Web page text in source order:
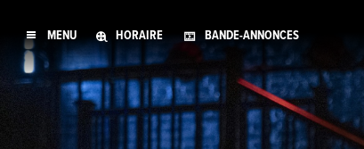
MENU HORAIRE BANDE-ANNONCES